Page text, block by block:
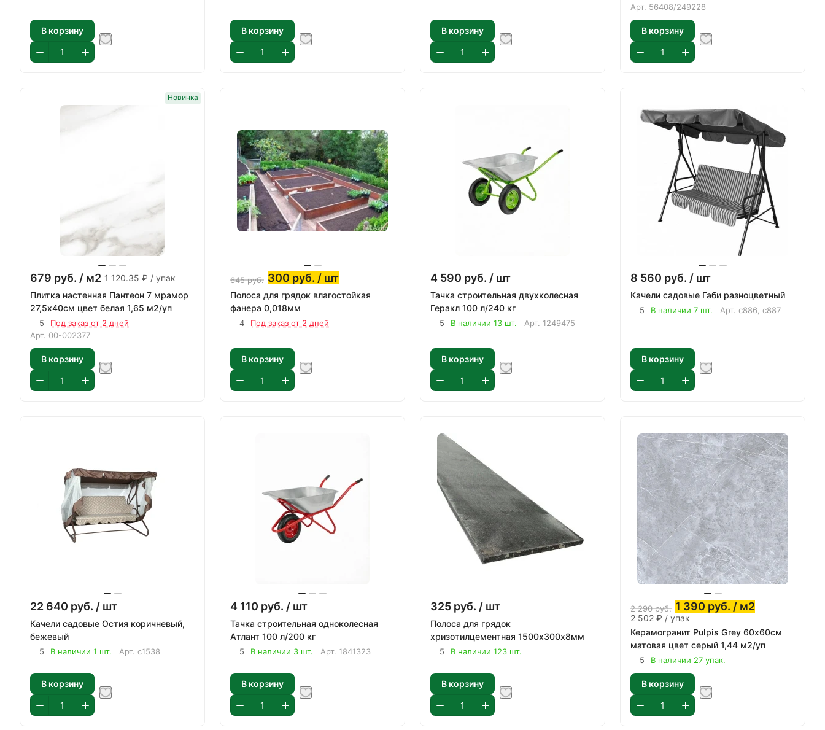
В корзину В корзину В корзину
Арт. 56408/249228
В корзину
Новинка
679 руб. / м2 1 120.35 ₽ / упак
Плитка настенная Пантеон 7 мрамор
27,5х40см цвет белая 1,65 м2/уп
5
Под заказ от 2 дней
Арт. 00-002377
В корзину
645руб. 300 руб. / шт
Полоса для грядок влагостойкая
фанера 0,018мм
4 Под заказ от 2 дней
В корзину
4 590 руб. / шт
Тачка строительная двухколесная
Геракл 100 л/240 кг
5 В наличии 13 шт. Арт. 1249475
В корзину
8 560 руб. / шт
Качели садовые Габи разноцветный
5 В наличии 7 шт. Арт. с886, с887
В корзину
22 640 руб. / шт
Качели садовые Остия коричневый,
бежевый
5 В наличии 1 шт. Арт. с1538
В корзину
4 110 руб. / шт
Тачка строительная одноколесная
Атлант 100 л/200 кг
5 В наличии 3 шт. Арт. 1841323
В корзину
325 руб. / шт
Полоса для грядок
хризотилцементная 1500х300х8мм
5 В наличии 123 шт.
В корзину
2 290руб. 1 390 руб. / м2
2 502 ₽ / упак
Керамогранит Pulpis Grey 60х60см
матовая цвет серый 1,44 м2/уп
5 В наличии 27 упак.
В корзину